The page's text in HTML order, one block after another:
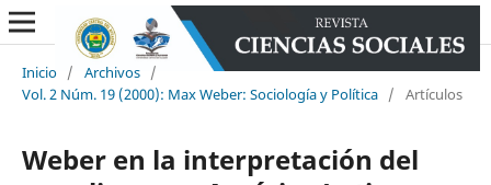
Inicio / Archivos /
Vol. 2 Núm. 19 (2000): Max Weber: Sociología y Política / Artículos
Weber en la interpretación del